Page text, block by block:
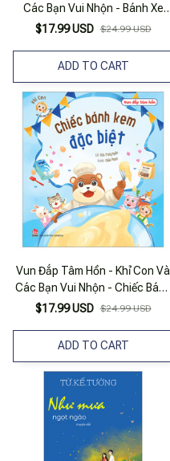
Các Bạn Vui Nhộn - Bánh Xe
Ngộ Nghĩnh
$17.99 USD $24.99 USD
ADD TO CART
Vun Đắp Tâm Hồn - Khỉ Con Và
Các Bạn Vui Nhộn - Chiếc Bánh
Kem Đặc Biệt
$17.99 USD $24.99 USD
ADD TO CART